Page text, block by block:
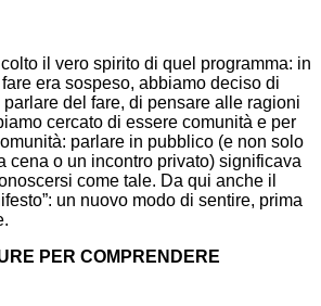
il vero spirito di quel programma: in
era sospeso, abbiamo deciso di
del fare, di pensare alle ragioni
cercato di essere comunità e per
parlare in pubblico (e non solo
cena o un incontro privato) significava
come tale. Da qui anche il
un nuovo modo di sentire, prima
PER COMPRENDERE